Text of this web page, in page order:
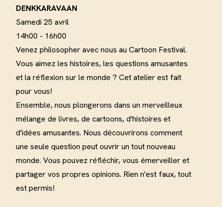
DENKKARAVAAN
Samedi 25 avril
14h00 - 16h00
Venez philosopher avec nous au Cartoon Festival.
Vous aimez les histoires, les questions amusantes
et la réflexion sur le monde ? Cet atelier est fait
pour vous!
Ensemble, nous plongerons dans un merveilleux
mélange de livres, de cartoons, d'histoires et
d'idées amusantes. Nous découvrirons comment
une seule question peut ouvrir un tout nouveau
monde. Vous pouvez réfléchir, vous émerveiller et
partager vos propres opinions. Rien n'est faux, tout
est permis!